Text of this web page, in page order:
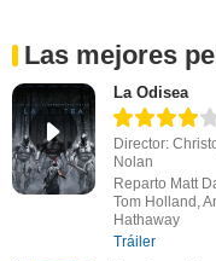
Las mejores
La Odisea
Director:
Nolan
Reparto Matt
Tom Holland,
Hathaway
Tráiler